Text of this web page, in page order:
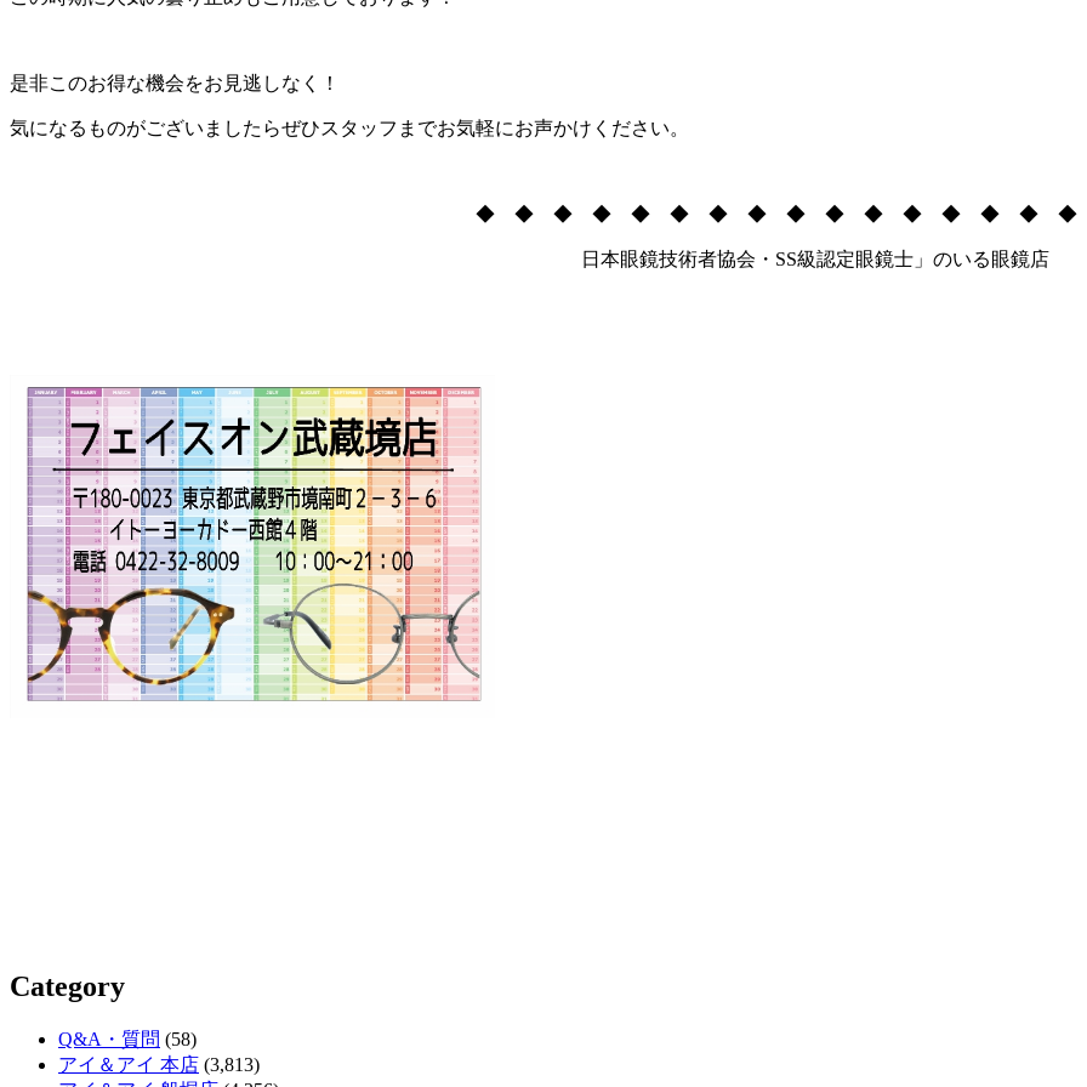
是非このお得な機会をお見逃しなく！
気になるものがございましたらぜひスタッフまでお気軽にお声かけください。
◆ ◆ ◆ ◆ ◆ ◆ ◆ ◆ ◆ ◆ ◆ ◆ ◆ ◆ ◆ ◆
日本眼鏡技術者協会・SS級認定眼鏡士」のいる眼鏡店
Category
Q&A・質問 (58)
アイ＆アイ 本店 (3,813)